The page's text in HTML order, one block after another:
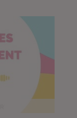
notre cerveau
mori